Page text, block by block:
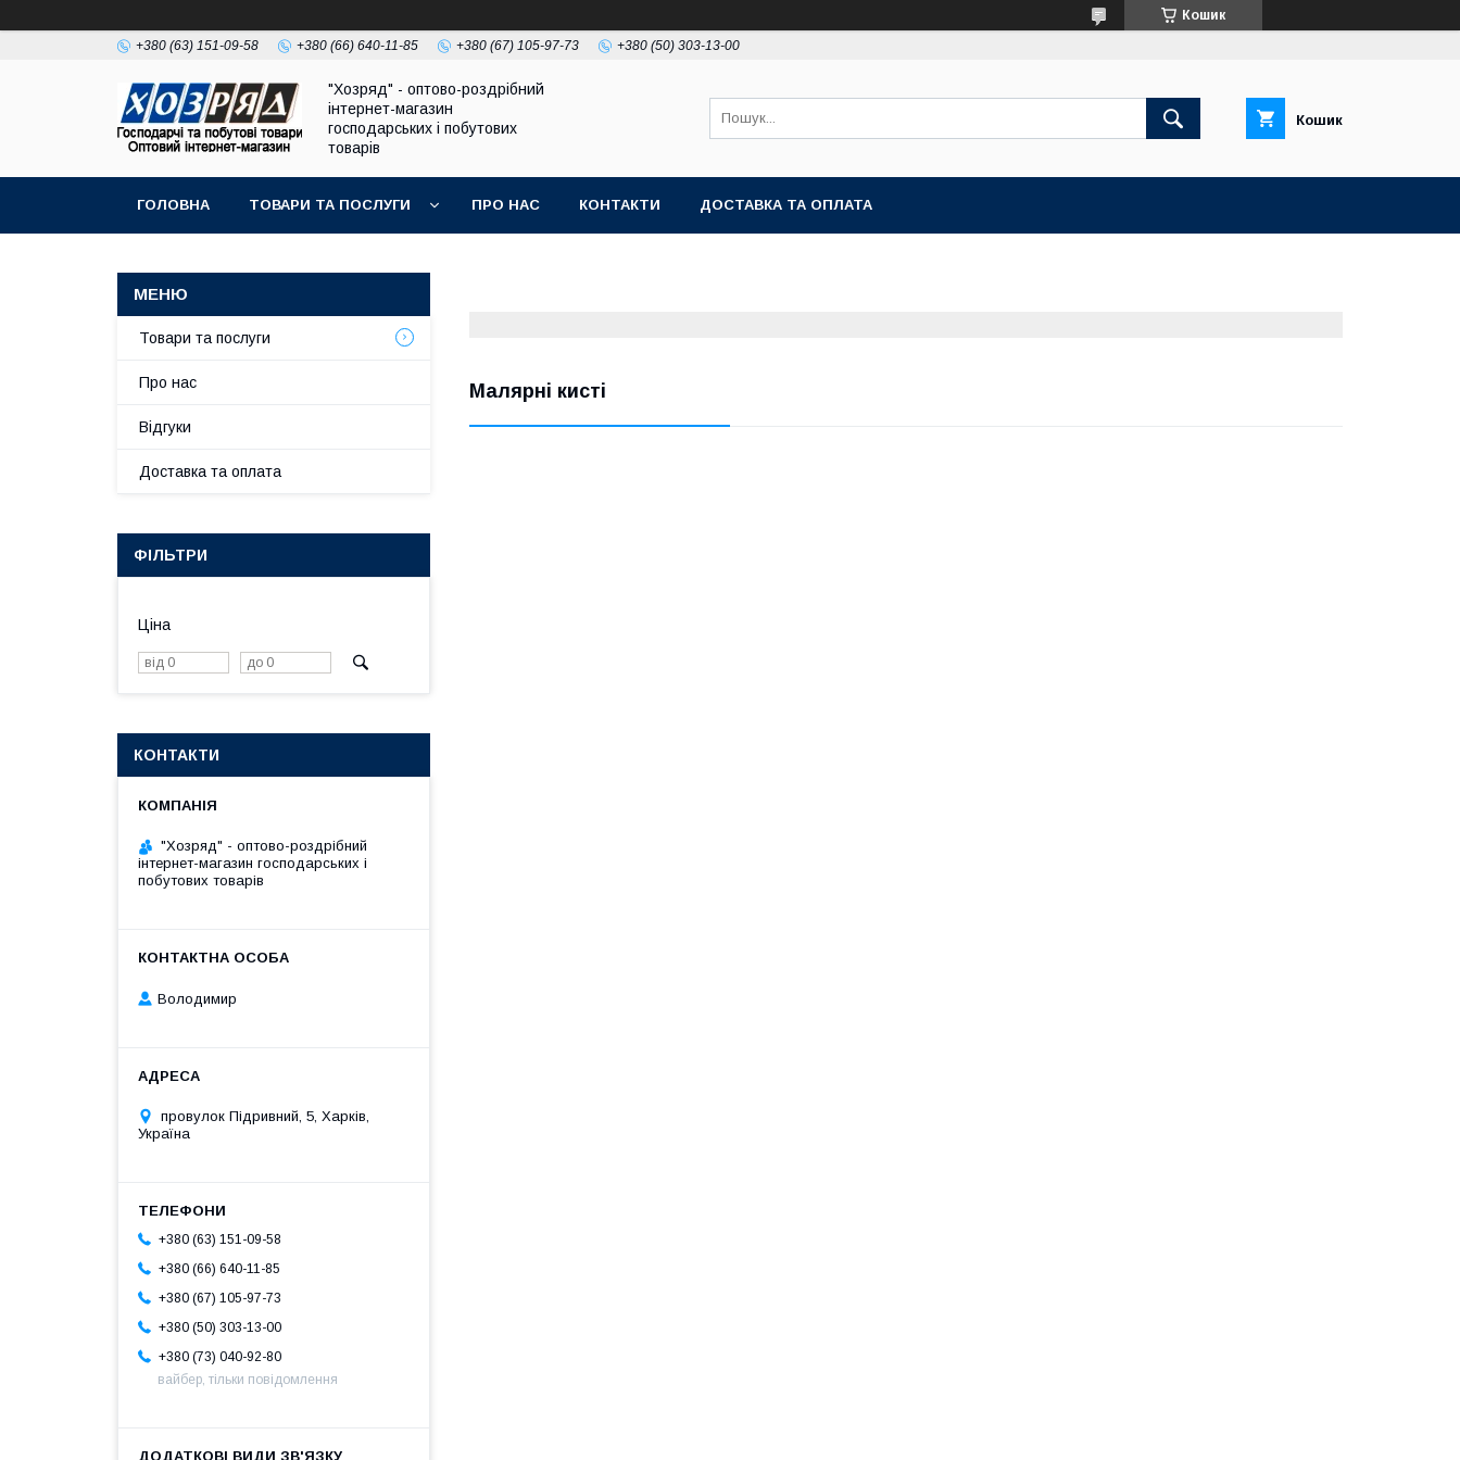
Кошик
+380 (63) 151-09-58 +380 (66) 640-11-85 +380 (67) 105-97-73 +380 (50) 303-13-00
"Хозряд" - оптово-роздрібний
інтернет-магазин
господарських і побутових
товарів
Кошик
ГОЛОВНА ТОВАРИ ТА ПОСЛУГИ ПРО НАС КОНТАКТИ ДОСТАВКА ТА ОПЛАТА
Малярні кисті
Товари та послуги
Про нас
Відгуки
Доставка та оплата
ФІЛЬТРИ
Ціна
КОНТАКТИ
"Хозряд" - оптово-роздрібний
інтернет-магазин господарських і
побутових товарів
Володимир
провулок Підривний, 5, Харків,
Україна
+380 (63) 151-09-58
+380 (66) 640-11-85
+380 (67) 105-97-73
+380 (50) 303-13-00
+380 (73) 040-92-80
вайбер, тільки повідомлення